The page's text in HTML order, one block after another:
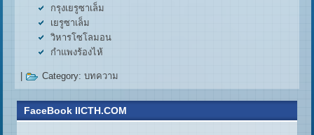
กรุงเยรูซาเล็ม
เยรูซาเล็ม
วิหารโซโลมอน
กำแพงร้องไห้
Category:บทความ
FaceBook IICTH.COM